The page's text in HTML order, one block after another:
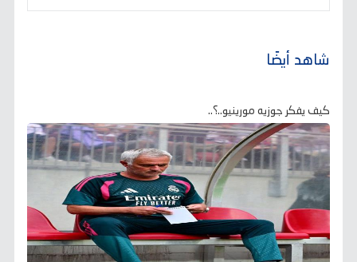
شاهد أيضًا
كيف يفكر جوزيه مورينيو..؟..